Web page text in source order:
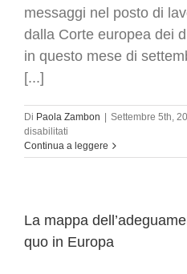
messaggi nel posto di
dalla Corte europea dei
in questo mese di
[...]
Di Paola Zambon | Settembre 5th,
disabilitati
Controllo
delle
datori
di
lavoro
Continua a leggere
La mappa
quo in Europa